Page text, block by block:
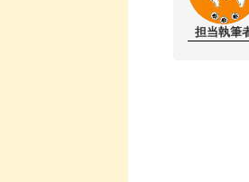
担当執筆